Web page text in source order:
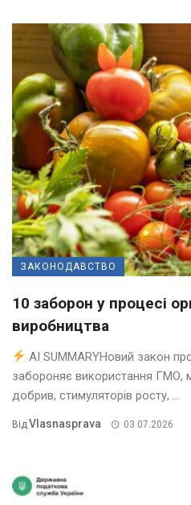
ЗАКОНОДАВСТВО
10 заборон у процесі
виробництва
AI SUMMARYНовий закон
забороняє використання ГМО,
добрив, стимуляторів росту, ...
Від Vlasnasprava 03.07.2026